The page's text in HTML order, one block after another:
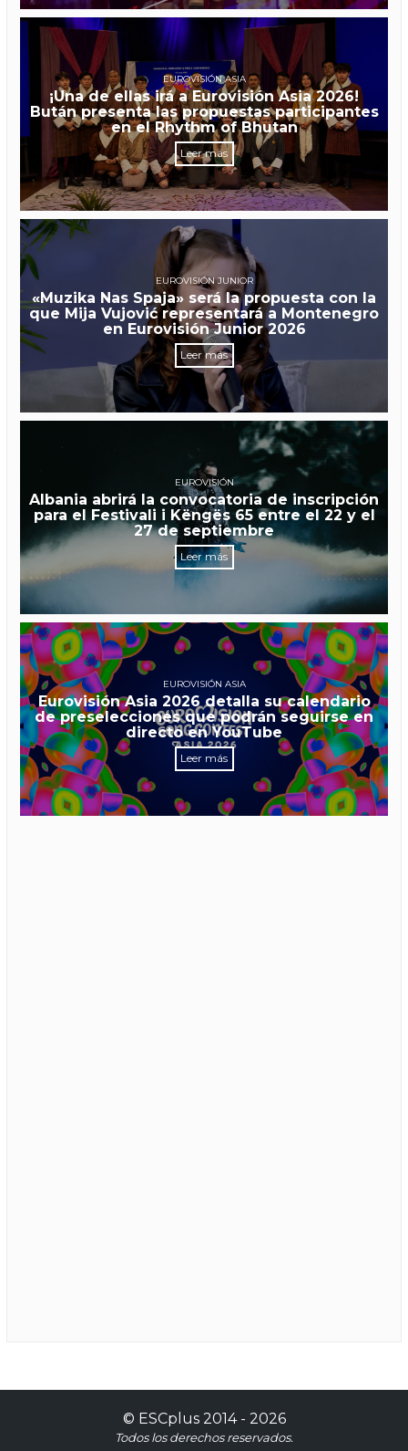
EUROVISIÓN ASIA
¡Una de ellas irá a Eurovisión Asia 2026!
Bután presenta las propuestas participantes
en el Rhythm of Bhutan
Leer más
EUROVISIÓN JUNIOR
«Muzika Nas Spaja» será la propuesta con la
que Mija Vujović representará a Montenegro
en Eurovisión Junior 2026
Leer más
EUROVISIÓN
Albania abrirá la convocatoria de inscripción
para el Festivali i Këngës 65 entre el 22 y el
27 de septiembre
Leer más
EUROVISIÓN ASIA
Eurovisión Asia 2026 detalla su calendario
de preselecciones que podrán seguirse en
directo en YouTube
Leer más
© ESCplus2014 - 2026
Todos los derechos reservados.